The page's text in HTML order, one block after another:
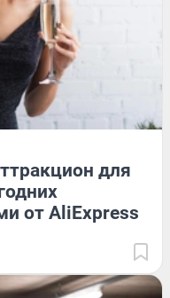
для
от AliExpress